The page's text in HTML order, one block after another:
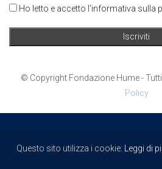
Ho letto e accetto l'informativa sulla
© Copyright Fondazione Hume -
Policy
PARTNERSHIP
Questo sito utilizza i cookie: Leggi di